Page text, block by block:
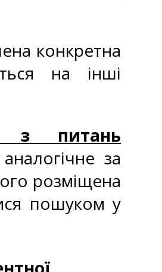
конкретна
на інші
з питань
за
розміщена
пошуком у